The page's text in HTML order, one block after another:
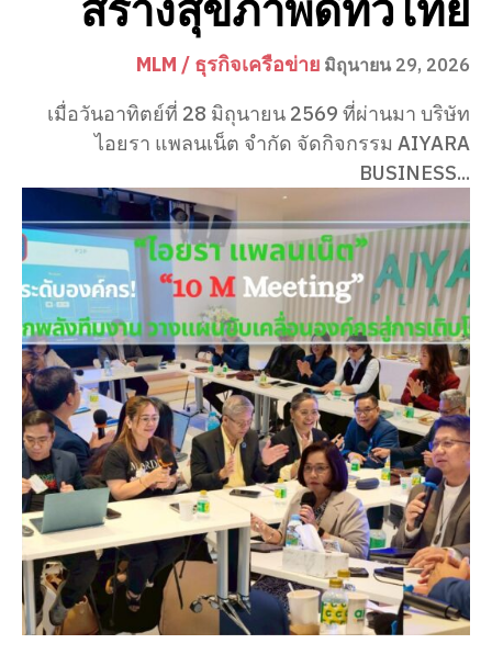
MLM / ธุรกิจเครือข่าย มิถุนายน 29, 2026
เมื่อวันอาทิตย์ที่ 28 มิถุนายน 2569 ที่ผ่านมา บริษัท
ไอยรา แพลนเน็ต จำกัด จัดกิจกรรม AIYARA
BUSINESS...